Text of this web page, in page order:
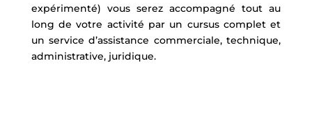
expérimenté) vous serez accompagné tout au
long de votre activité par un cursus complet et
un service d’assistance commerciale, technique,
administrative, juridique.